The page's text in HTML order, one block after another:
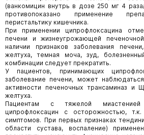
(ванкомицин внутрь в дозе 250 мг 4
противопоказано применение
перистальтику кишечника.
При применении ципрофлоксацина
печени и жизнеугрожающей
наличии признаков заболевания
желтуха, темная моча, зуд,
комбинации следует прекратить.
У пациентов, принимающих
заболевание печени, может
активности печеночных трансаминаз и
желтуха.
Пациентам с тяжелой
ципрофлоксацин с осторожностью,
симптомов. При первых признаках
области сустава, воспаление)